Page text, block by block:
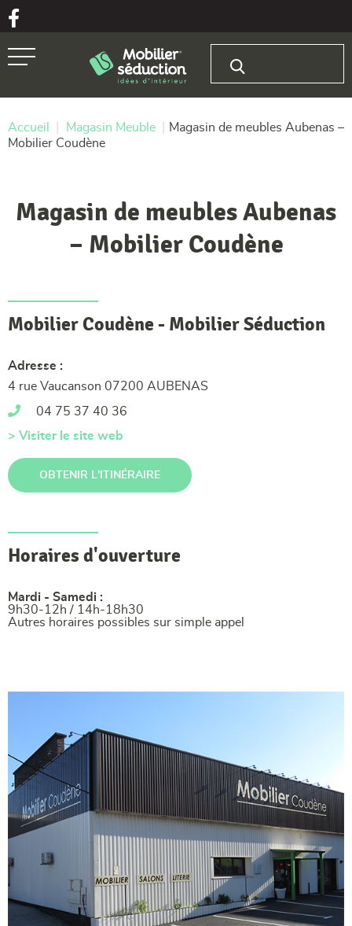
Aller au texte
Aller au menu
Accueil Magasin Meuble
Magasin de meubles Aubenas –
Mobilier Coudène
Magasin de meubles Aubenas
– Mobilier Coudène
Mobilier Coudène - Mobilier Séduction
Adresse :
4 rue Vaucanson 07200 AUBENAS
04 75 37 40 36
> Visiter le site web
OBTENIR L'ITINÉRAIRE
Horaires d'ouverture
Mardi - Samedi :
9h30-12h / 14h-18h30
Autres horaires possibles sur simple appel